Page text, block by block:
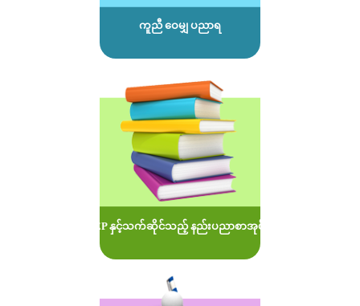
ကူညီ ဝေမျှ ပညာရ
MOEP နှင့်သက်ဆိုင်သည့် နည်းပညာစာအုပ်များ